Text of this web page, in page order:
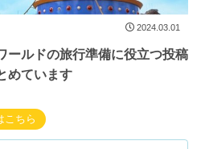
2024.03.01
ールドの旅行準備に役立つ投稿
めています
こちら